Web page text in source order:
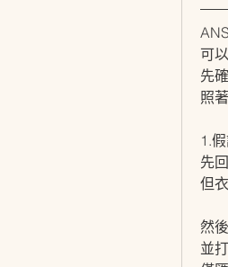
可
先
照
1.
先
但
然
並